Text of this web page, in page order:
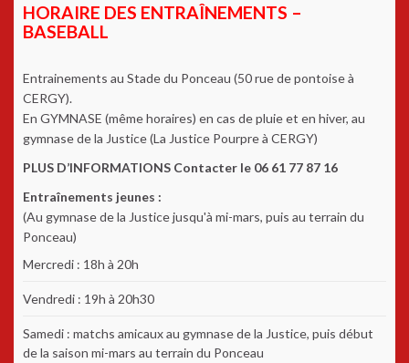
HORAIRE DES ENTRAÎNEMENTS –
BASEBALL
Entrainements au Stade du Ponceau (50 rue de pontoise à
CERGY).
En GYMNASE (même horaires) en cas de pluie et en hiver, au
gymnase de la Justice (La Justice Pourpre à CERGY)
PLUS D’INFORMATIONS Contacter le 06 61 77 87 16
Entraînements jeunes :
(Au gymnase de la Justice jusqu'à mi-mars, puis au terrain du
Ponceau)
Mercredi : 18h à 20h
Vendredi : 19h à 20h30
Samedi : matchs amicaux au gymnase de la Justice, puis début
de la saison mi-mars au terrain du Ponceau